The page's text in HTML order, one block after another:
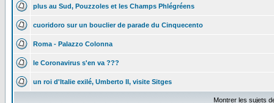
plus au Sud, Pouzzoles et les Champs Phlégréens
cuoridoro sur un bouclier de parade du Cinquecento
Roma - Palazzo Colonna
le Coronavirus s'en va ???
un roi d'Italie exilé, Umberto II, visite Sitges
Montrer les sujets